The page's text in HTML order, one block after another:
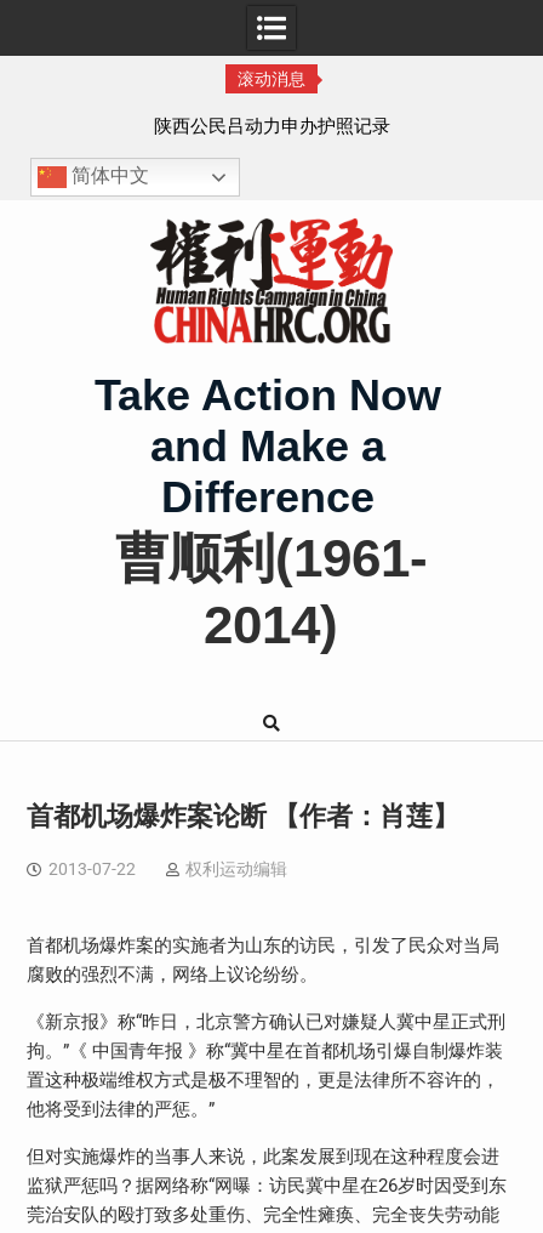
滚动消息
陕西公民吕动力申办护照记录
简体中文
Take Action Now
and Make a
Difference
曹顺利(1961-
2014)
首都机场爆炸案论断 【作者：肖莲】
2013-07-22 权利运动编辑
首都机场爆炸案的实施者为山东的访民，引发了民众对当局
腐败的强烈不满，网络上议论纷纷。
《新京报》称“昨日，北京警方确认已对嫌疑人冀中星正式刑
拘。”《 中国青年报 》称“冀中星在首都机场引爆自制爆炸装
置这种极端维权方式是极不理智的，更是法律所不容许的，
他将受到法律的严惩。”
但对实施爆炸的当事人来说，此案发展到现在这种程度会进
监狱严惩吗？据网络称“网曝：访民冀中星在26岁时因受到东
莞治安队的殴打致多处重伤、完全性瘫痪、完全丧失劳动能